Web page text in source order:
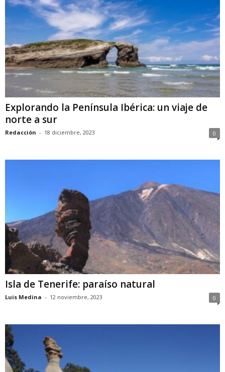
Explorando la Península Ibérica: un viaje de
norte a sur
Redacción - 18 diciembre, 2023 0
Isla de Tenerife: paraíso natural
Luis Medina - 12 noviembre, 2023 0